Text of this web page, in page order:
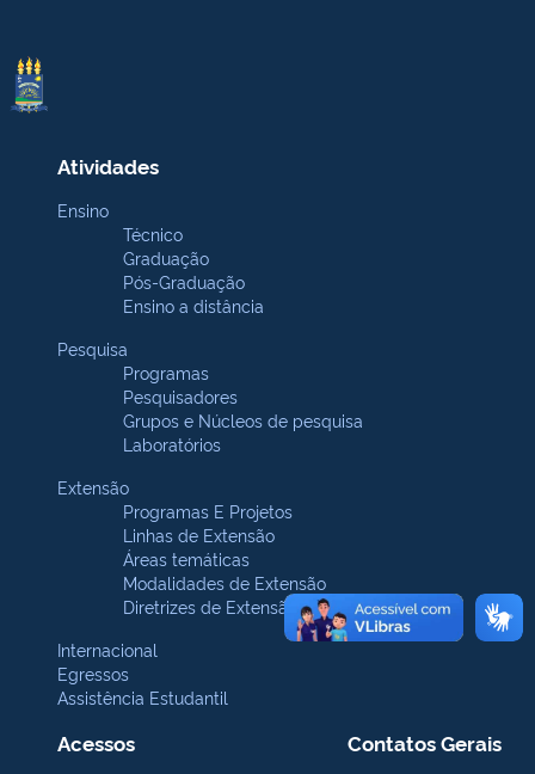
Atividades
Ensino
Técnico
Graduação
Pós-Graduação
Ensino a distância
Pesquisa
Programas
Pesquisadores
Grupos e Núcleos de pesquisa
Laboratórios
Extensão
Programas E Projetos
Linhas de Extensão
Áreas temáticas
Modalidades de Extensão
Diretrizes de Extensão
Internacional
Egressos
Assistência Estudantil
Acessos Contatos Gerais